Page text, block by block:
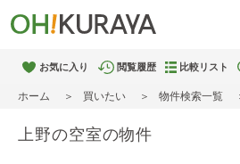
お気に入り 閲覧履歴 比較リスト
ホーム 買いたい 物件検索一覧
上野の空室の物件